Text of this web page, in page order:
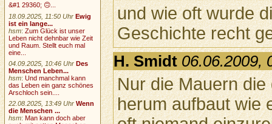
und wie oft wurde
Geschichte recht
H. Smidt 06.06.2009,
Nur die Mauern
herum aufbaut wie
&#1 29360; 🙃...
18.09.2025, 11:50 Uhr Ewig
ist ein lange...
hsm:Zum Glück ist unser
Leben nicht dehnbar wie Zeit
und Raum. Stellt euch mal
eine...
04.09.2025, 10:46 Uhr Des
Menschen Leben...
hsm:Und manchmal kann
das Leben ein ganz schönes
Arschloch sein....
22.08.2025, 13:49 Uhr Wenn
die Menschen ...
hsm:Man kann doch aber